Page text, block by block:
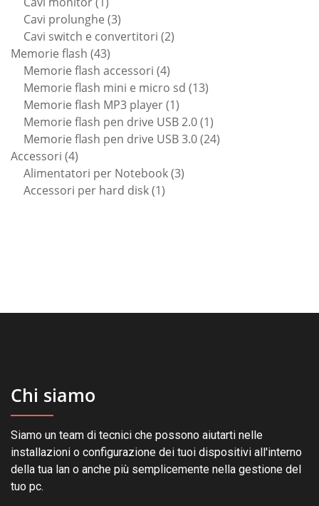
prodotto
Cavi prolunghe 33
prodotti
Cavi switch e convertitori 22
Memorie flash 4343
prodotti
Memorie flash accessori 44
prodotti
Memorie flash mini e micro sd 1313
Memorie flash MP3 player 11
prodotto
Memorie flash pen drive USB 2.0 11
prodotto
Memorie flash pen drive USB 3.0 2424
Accessori 44
prodotti
Alimentatori per Notebook 33
Accessori per hard disk 11
Chi siamo
Siamo un team di tecnici che possono aiutarti nelle
installazioni o configurazione dei tuoi dispositivi all'interno
della tua lan o anche più semplicemente nella gestione del
tuo pc.